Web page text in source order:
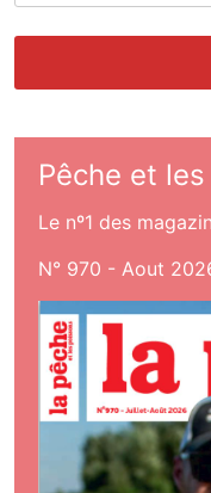
Pêche et
Le nº1 des
N° 970 - Aout